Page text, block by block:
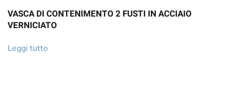
VASCA DI CONTENIMENTO 2 FUSTI IN ACCIAIO
VERNICIATO
Leggi tutto